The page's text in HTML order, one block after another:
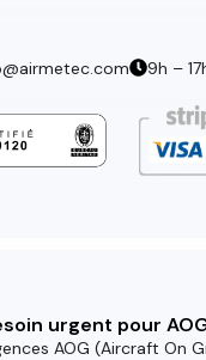
9h –
urgent pour
AOG (Aircraft On